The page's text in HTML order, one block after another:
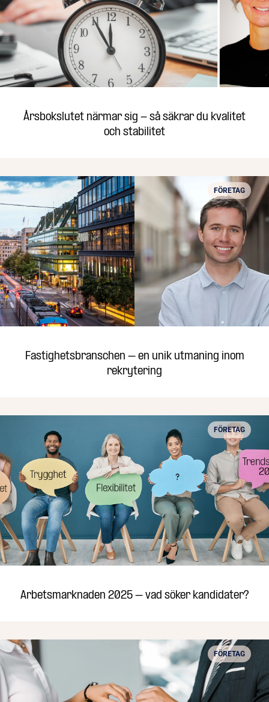
Årsbokslutet närmar sig - så säkrar du kvalitet
och stabilitet
FÖRETAG
Fastighetsbranschen – en unik utmaning inom
rekrytering
FÖRETAG
Arbetsmarknaden 2025 – vad söker kandidater?
FÖRETAG